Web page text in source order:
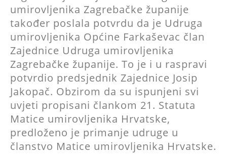
umirovljenika Zagrebačke županije
također poslala potvrdu da je Udruga
umirovljenika Općine Farkaševac član
Zajednice Udruga umirovljenika
Zagrebačke županije. To je i u raspravi
potvrdio predsjednik Zajednice Josip
Jakopač. Obzirom da su ispunjeni svi
uvjeti propisani člankom 21. Statuta
Matice umirovljenika Hrvatske,
predloženo je primanje udruge u
članstvo Matice umirovljenika Hrvatske.